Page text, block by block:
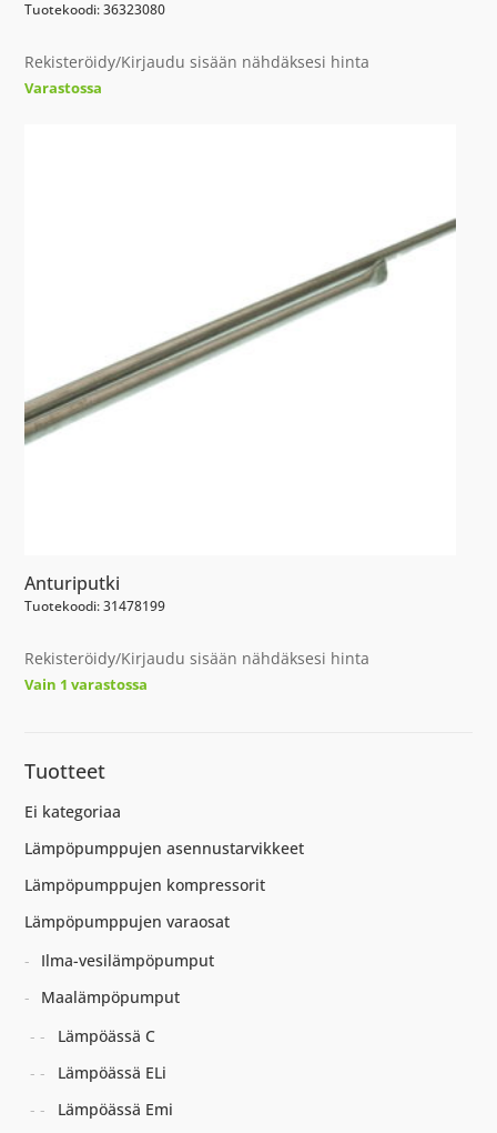
Tuotekoodi: 36323080
Rekisteröidy/Kirjaudu sisään nähdäksesi hinta
Varastossa
Anturiputki
Tuotekoodi: 31478199
Rekisteröidy/Kirjaudu sisään nähdäksesi hinta
Vain 1 varastossa
Tuotteet
Ei kategoriaa
Lämpöpumppujen asennustarvikkeet
Lämpöpumppujen kompressorit
Lämpöpumppujen varaosat
Ilma-vesilämpöpumput
Maalämpöpumput
Lämpöässä C
Lämpöässä ELi
Lämpöässä Emi